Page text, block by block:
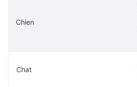
Chien
Chat